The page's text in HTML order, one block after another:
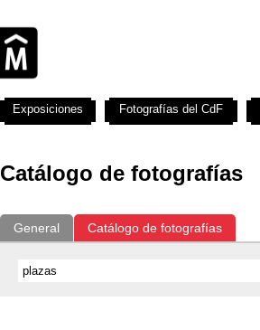
Catálogo de fotografías
General Catálogo de fotografías
Exposiciones Fotografías del CdF